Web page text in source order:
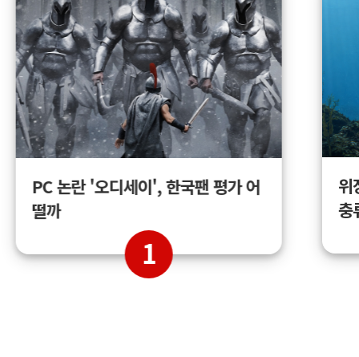
PC 논란 '오디세이', 한국팬 평가 어
떨까
1
위
충